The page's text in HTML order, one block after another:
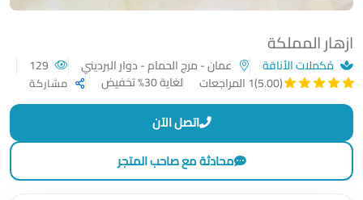
ازهار المملكة
مُكملات الأناقة عمان - مرج الحمام - دوار البرديني
(5.00)
1 المراجعات لغاية 30% تخفيض مشاركة
اتصل الآن
محادثة مع صاحب المتجر